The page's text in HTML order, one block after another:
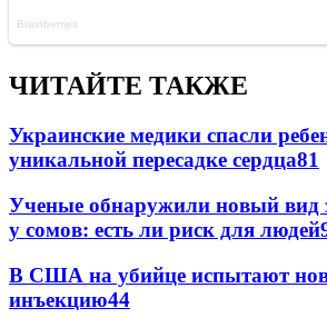
ЧИТАЙТЕ ТАКЖЕ
Украинские медики спасли
уникальной пересадке сердца81
Ученые обнаружили новый вид
у сомов: есть ли риск для людей
В США на убийце испытают
инъекцию44